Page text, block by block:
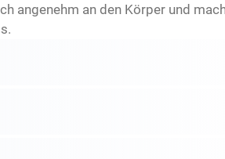
angenehm an den Körper und